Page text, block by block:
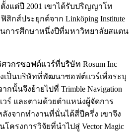
งแต่ปี 2001 เขาได้รับปริญญาโท
กส์ประยุกต์จาก Linköping Institute
นการศึกษาหนึ่งปีที่มหาวิทยาลัยสแตน
วกรซอฟต์แวร์ที่บริษัท Rosum Inc
เป็นบริษัทที่พัฒนาซอฟต์แวร์เพื่อระบุ
กนั้นจึงย้ายไปที่ Trimble Navigation
ร์ และตามด้วยตำแหน่งผู้จัดการ
งจากทำงานที่นั่นได้สี่ปีครึ่ง เขาจึง
โครงการวิจัยที่นำไปสู่ Vector Magic